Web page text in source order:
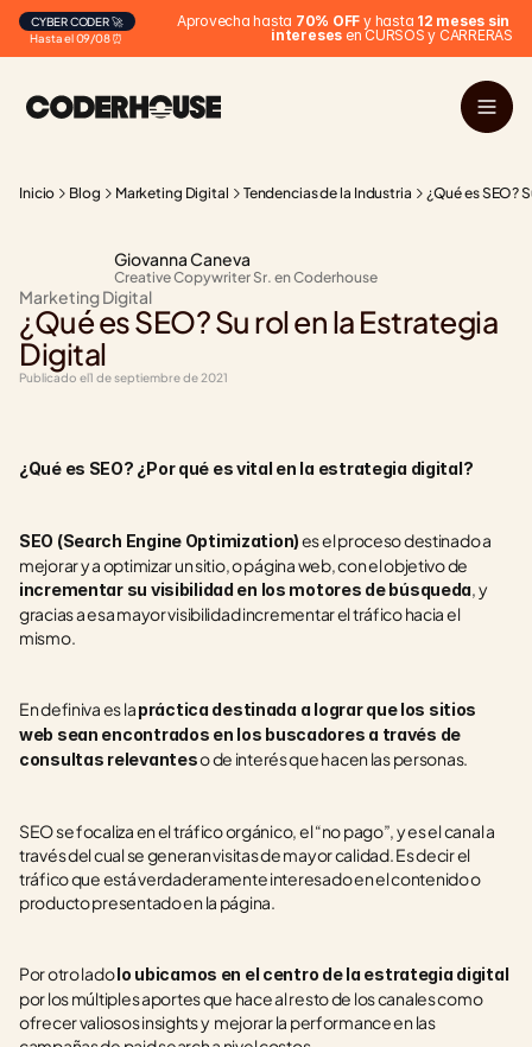
Hasta el 09/08 ⏰
CYBER CODER 🚀 Aprovecha hasta 70% OFF y hasta 12 meses sin
intereses en CURSOS y CARRERAS
Inicio Blog Marketing Digital Tendencias de la Industria ¿Qué es SEO?
Giovanna Caneva
Creative Copywriter Sr. en Coderhouse
Marketing Digital
¿Qué es SEO? Su rol en la Estrategia
Digital
Publicado el1 de septiembre de 2021
¿Qué es SEO? ¿Por qué es vital en la estrategia digital?
SEO (Search Engine Optimization) es el proceso destinado a
incrementar su visibilidad en los motores de búsqueda, y
gracias a esa mayor visibilidad incrementar el tráfico hacia el
mismo.
En definiva es la práctica destinada a lograr que los sitios
web sean encontrados en los buscadores a través de
consultas relevantes o de interés que hacen las personas.
SEO se focaliza en el tráfico orgánico, el “no pago”, y es el canal a
través del cual se generan visitas de mayor calidad. Es decir el
tráfico que está verdaderamente interesado en el contenido o
producto presentado en la página.
Por otro lado lo ubicamos en el centro de la estrategia digital
por los múltiples aportes que hace al resto de los canales como
ofrecer valiosos insights y  mejorar la performance en las